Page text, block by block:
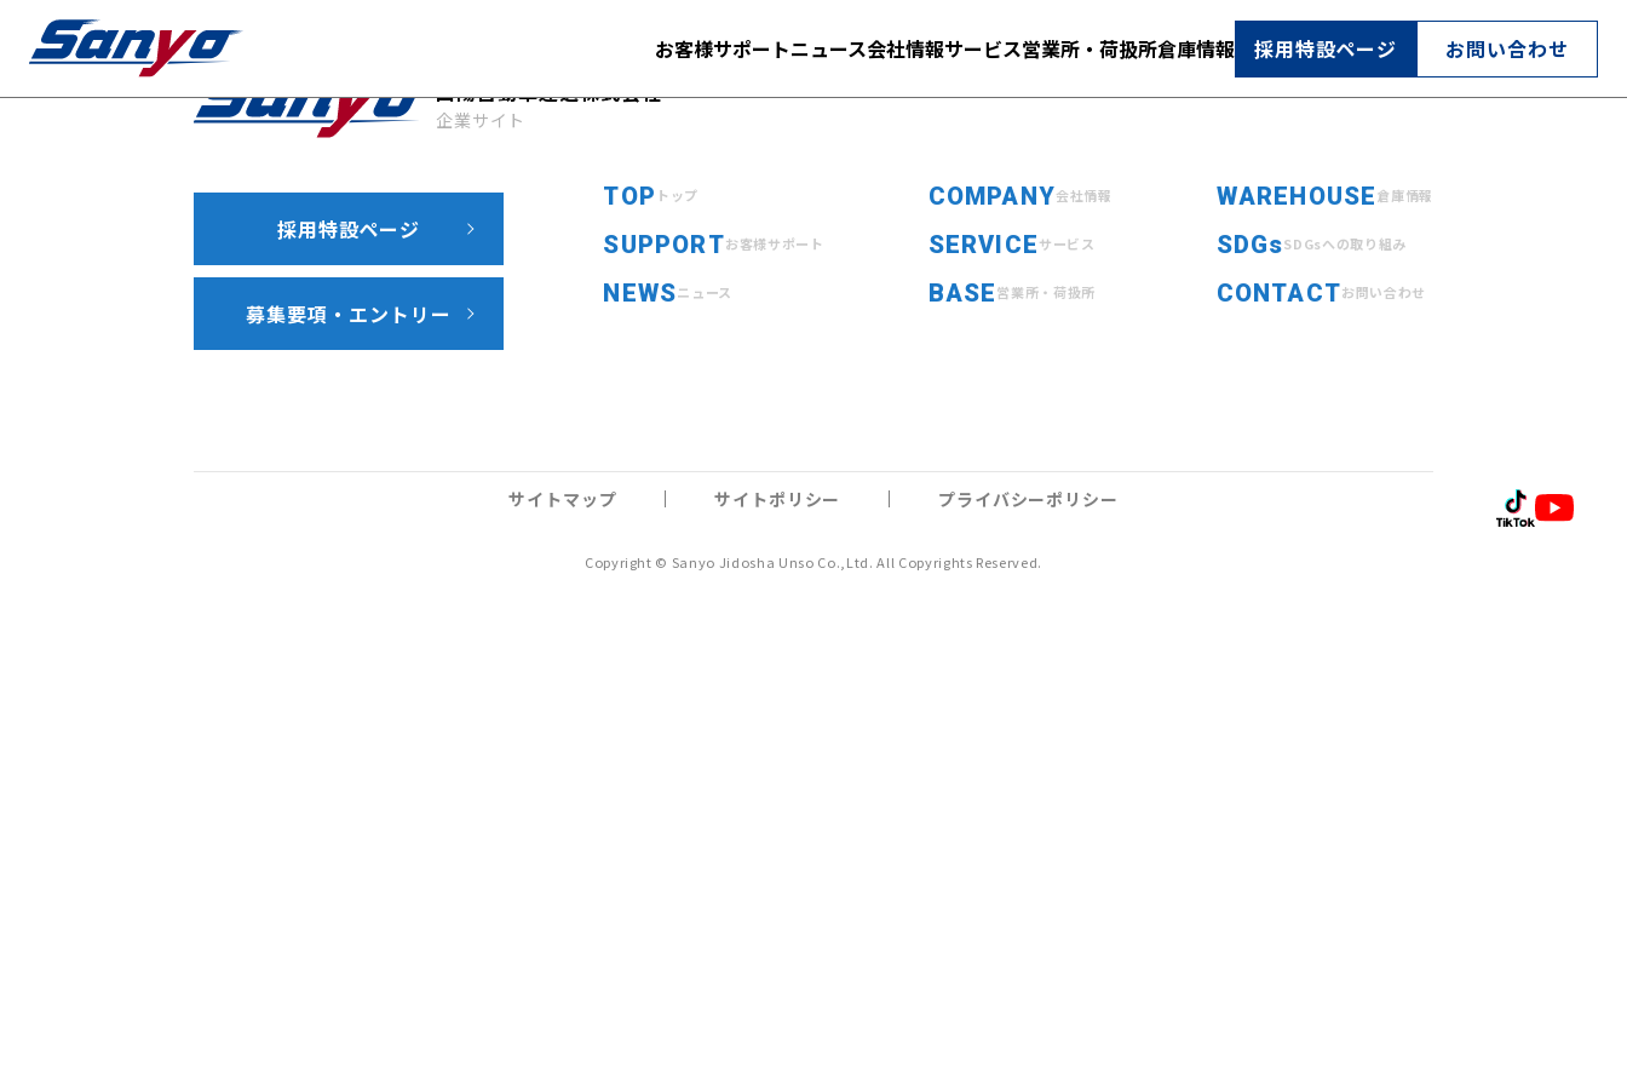
お客様サポートニュース会社情報サービス営業所・荷扱所倉庫情報 採用特設ページ
お問い合わせ
山陽自動車運送株式会社
企業サイト
採用特設ページ
募集要項・エントリー
TOP トップ COMPANY会社情報 WAREHOUSE倉庫情報
SUPPORTお客様サポート SERVICEサービス SDGsSDGsへの取り組み
NEWSニュース BASE営業所・荷扱所 CONTACTお問い合わせ
サイトマップ サイトポリシー プライバシーポリシー
Copyright © Sanyo Jidosha Unso Co.,Ltd. All Copyrights Reserved.